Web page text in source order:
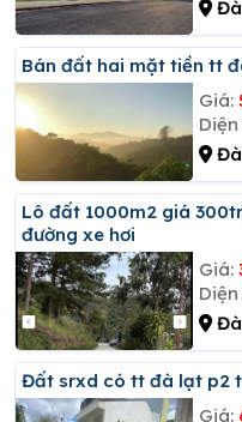
Đà
Bán đất hai mặt tiền tt
Giá:
Đà
Lô đất 1000m2 giá 300triệu đà lạt có 200m2 thổ cư
đường xe hơi
Giá:
Đà
đất srxd có tt đà lạt p2
Giá: